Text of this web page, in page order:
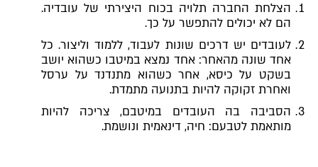
הצלחת החברה תלויה בכוח היצירתי של עובדיה.
הם לא יכולים להתפשר על כך.
לעובדים יש דרכים שונות לעבוד, ללמוד וליצור. כל
אחד שונה מהאחר: אחד נמצא במיטבו כשהוא יושב
בשקט על כיסא, אחר כשהוא מתנדנד על ערסל
ואחרת זקוקה להיות בתנועה מתמדת.
הסביבה בה העובדים במיטבם, צריכה להיות
מותאמת לטבעם: חיה, דינאמית ונושמת.